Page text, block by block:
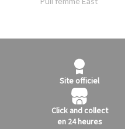
Site officiel
Click and collect
en 24 heures